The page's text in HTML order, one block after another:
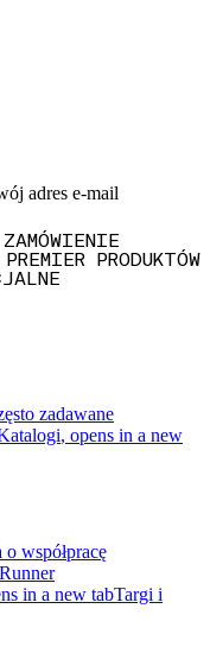
adres e-mail
PRODUKTÓW
zadawane
, opens in a new
o współpracę
in a new tabTargi i